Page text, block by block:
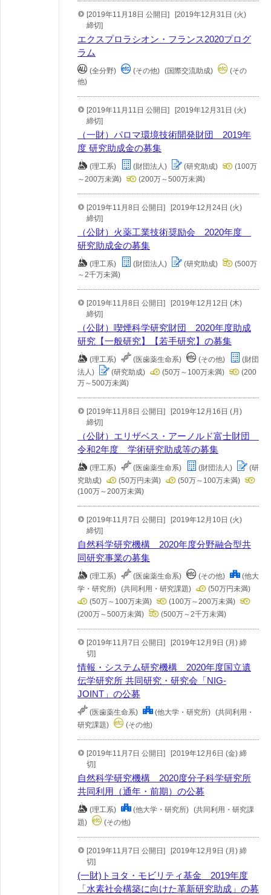
[2019年11月18日 公開日]
[2019年12月31日 (火)
締切]
エクスプロラシオン・フランス2020プログ
ラム
(全分野) (その他) (国際交流助成)
(その
他)
[2019年11月11日 公開日]
[2019年12月31日 (火)
締切]
（一財）パロマ環境技術開発財団 2019年
度 研究助成金の募集
(理工系) (財団法人) (研究助成)
(100万
～200万未満)
(200万～500万未満)
[2019年11月8日 公開日]
[2019年12月24日 (火)
締切]
（公財）火薬工業技術奨励会 2020年度
研究助成金の募集
(理工系) (財団法人) (研究助成)
(500万
～2千万未満)
[2019年11月8日 公開日]
[2019年12月12日 (木)
締切]
（公財）喫煙科学研究財団 2020年度助成
研究【一般研究】【若手研究】の募集
(理工系) (医歯薬生命系) (その他)
(財団
法人)
(研究助成) (50万～100万未満)
(200
万～500万未満)
[2019年11月8日 公開日]
[2019年12月16日 (月)
締切]
（公財）エリザベス・アーノルド富士財団
令和2年度 学術研究助成等の募集
(理工系) (医歯薬生命系) (財団法人)
(研
究助成)
(50万円未満)
(50万～100万未満)
(100万～200万未満)
[2019年11月7日 公開日]
[2019年12月10日 (火)
締切]
自然科学研究機構 2020年度分野融合型共
同研究事業の募集
(理工系) (医歯薬生命系) (その他)
(他大
学・研究所) (共同利用・研究課題)
(50万円未満)
(50万～100万未満)
(100万～200万未満)
(200万～500万未満)
(500万～2千万未満)
[2019年11月7日 公開日]
[2019年12月9日 (月) 締
切]
情報・システム研究機構 2020年度国立遺
伝学研究所 共同研究・研究会「NIG-
JOINT」の公募
(医歯薬生命系) (他大学・研究所) (共同利用・
研究課題)
(その他)
[2019年11月7日 公開日]
[2019年12月6日 (金) 締
切]
自然科学研究機構 2020度分子科学研究所
共同利用（通年・前期）の公募
(理工系) (他大学・研究所) (共同利用・研究課
題)
(その他)
[2019年11月7日 公開日]
[2019年12月9日 (月) 締
切]
(一財)トヨタ・モビリティ基金 2019年度
「水素社会構築に向けた革新研究助成」の募